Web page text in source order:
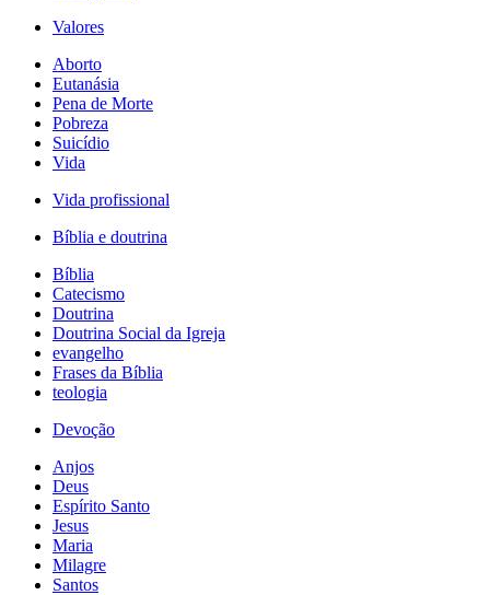
Valores
Aborto
Eutanásia
Pena de Morte
Pobreza
Suicídio
Vida
Vida profissional
Bíblia e doutrina
Bíblia
Catecismo
Doutrina
Doutrina Social da Igreja
evangelho
Frases da Bíblia
teologia
Devoção
Anjos
Deus
Espírito Santo
Jesus
Maria
Milagre
Santos